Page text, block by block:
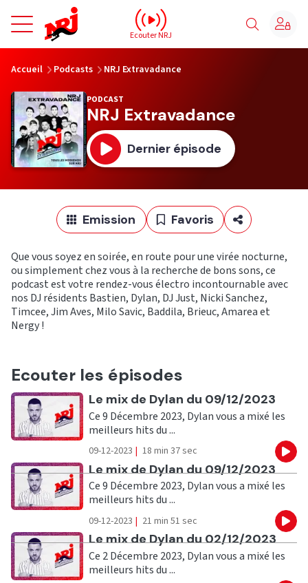
NRJ - Accueil
Ecouter NRJ
Accueil Podcasts NRJ Extravadance
PODCAST
NRJ Extravadance
Dernier épisode
Emission Favoris
Que vous soyez en soirée, en route pour une virée nocturne,
ou simplement chez vous à la recherche de bons sons, ce
podcast est votre rendez-vous électro incontournable avec
nos DJ résidents Bastien, Dylan, DJ Just, Nicki Sanchez,
Timcee, Jim Aves, Milo Savic, Baddila, Brieuc, Amarea et
Nergy !
Ecouter les épisodes
Ecouter
Le mix de Dylan du 09/12/2023
Ce 9 Décembre 2023, Dylan vous a mixé les
meilleurs hits du ...
09-12-2023 | 18 min 37 sec
Ecouter
Le mix de Dylan du 09/12/2023
Ce 9 Décembre 2023, Dylan vous a mixé les
meilleurs hits du ...
09-12-2023 | 21 min 51 sec
Ecouter
Le mix de Dylan du 02/12/2023
Ce 2 Décembre 2023, Dylan vous a mixé les
meilleurs hits du ...